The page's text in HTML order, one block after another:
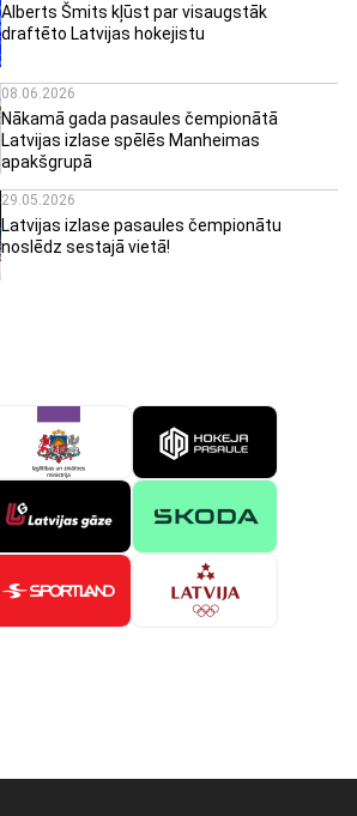
Alberts Šmits kļūst par visaugstāk
draftēto Latvijas hokejistu
08.06.2026
Nākamā gada pasaules čempionātā
Latvijas izlase spēlēs Manheimas
apakšgrupā
29.05.2026
Latvijas izlase pasaules čempionātu
noslēdz sestajā vietā!